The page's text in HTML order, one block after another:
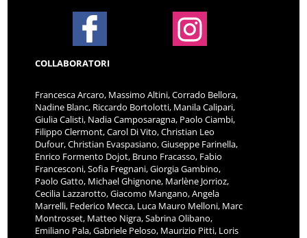
COLLABORATORI
Francesca Arcaro, Massimo Altini, Corrado Bellora,
Nadine Blanc, Riccardo Bortolotti, Manila Calipari,
Giulia Calisti, Nadia Camposaragna, Paolo Ciambi,
Filippo Clermont, Carol Di Vito, Christian Leo
Dufour, Christian Evaspasiano, Giuseppe Farinella,
Enrico Formento Dojot, Bruno Fracasso, Fabio
Francesconi, Sofia Fregnani, Giorgia Gambino,
Paolo Gatto, Michael Ghignone, Marlène Jorrioz,
Cecilia Lazzarotto, Giacomo Mangano, Angela
Marrelli, Federico Mecca, Luca Mauro Melloni, Marc
Montrosset, Matteo Nigra, Sabrina Olibano,
Emiliano Pala, Gabriele Peloso, Maurizio Pitti, Loris